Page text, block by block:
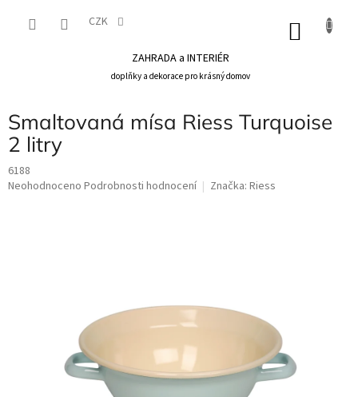
CZK
ZAHRADA a INTERIÉR
doplňky a dekorace pro krásný domov
Smaltovaná mísa Riess Turquoise
2 litry
6188
Průměrné
Neohodnoceno Podrobnosti hodnocení Značka: Riess